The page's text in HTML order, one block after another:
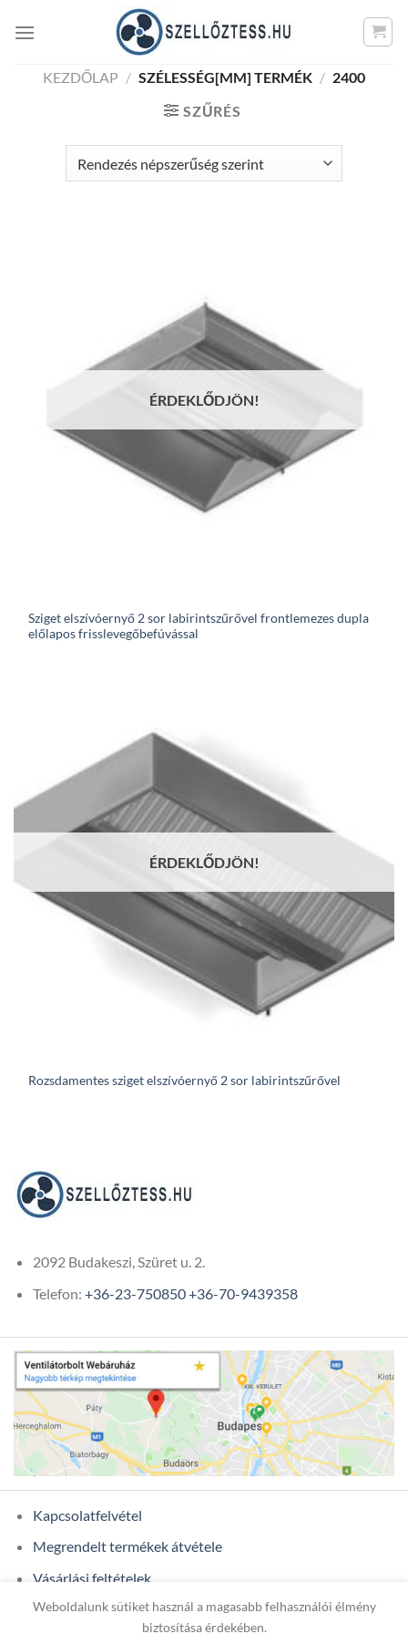
KEZDŐLAP / SZÉLESSÉG[MM] TERMÉK / 2400
SZŰRÉS
ÉRDEKLŐDJÖN!
Sziget elszívóernyő 2 sor labirintszűrővel frontlemezes dupla
előlapos frisslevegőbefúvással
ÉRDEKLŐDJÖN!
Rozsdamentes sziget elszívóernyő 2 sor labirintszűrővel
2092 Budakeszi, Szüret u. 2.
Telefon: +36-23-750850+36-70-9439358
Kapcsolatfelvétel
Megrendelt termékek átvétele
Vásárlási feltételek
Ügyfél adatok
Weboldalunk sütiket használ a magasabb felhasználói élmény
biztosítása érdekében.